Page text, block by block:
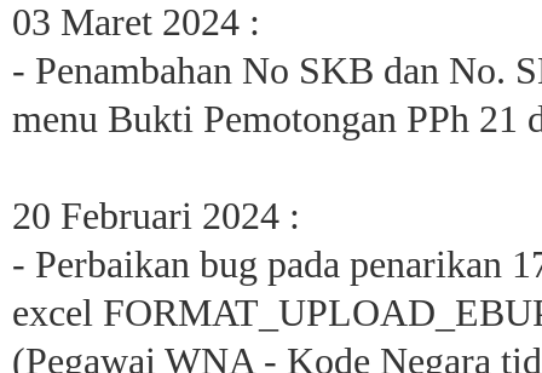
03 Maret 2024 :
- Penambahan No SKB dan No.
menu Bukti Pemotongan PPh 21
20 Februari 2024 :
- Perbaikan bug pada penarikan
excel
(Pegawai WNA - Kode Negara